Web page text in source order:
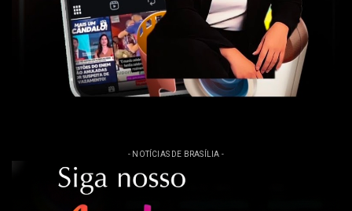
- NOTÍCIAS DE BRASÍLIA -